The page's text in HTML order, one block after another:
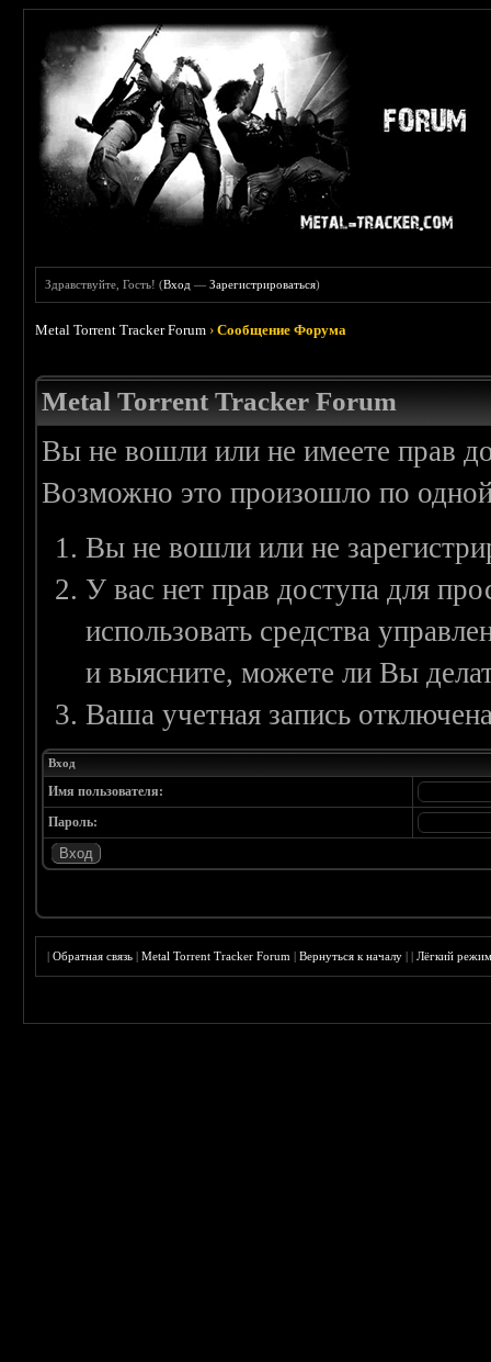
Здравствуйте, Гость! (Вход —Зарегистрироваться)
Metal Torrent Tracker Forum ›Сообщение Форума
Metal Torrent Tracker Forum
Вы не вошли или не имеете прав
Возможно это произошло по
Вы не вошли или не
У вас нет прав доступа для
использовать средства
и выясните, можете ли Вы
Ваша учетная запись
Вход
Имя пользователя:
Пароль:
|Обратная связь |Metal Torrent Tracker Forum |Вернуться к началу ||Лёгкий